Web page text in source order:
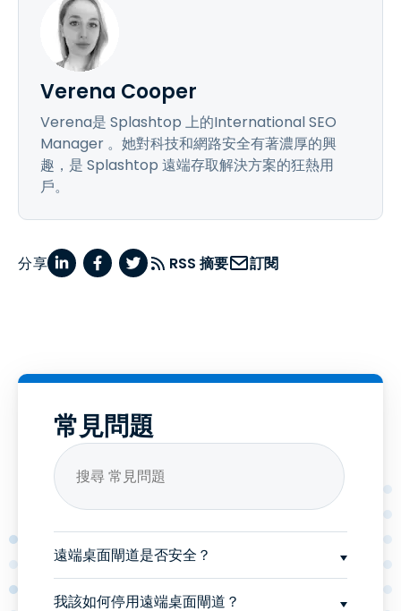
Verena Cooper
Verena是 Splashtop 上的International SEO
Manager 。她對科技和網路安全有著濃厚的興
趣，是 Splashtop 遠端存取解決方案的狂熱用
戶。
分享 RSS 摘要 訂閱
常見問題
遠端桌面閘道是否安全？
我該如何停用遠端桌面閘道？